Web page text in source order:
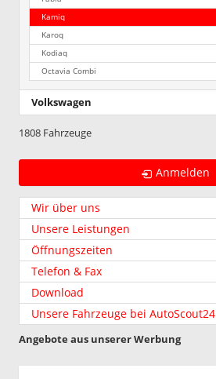
Kamiq
Karoq
Kodiaq
Octavia Combi
Volkswagen
1808 Fahrzeuge
Anmelden
Wir über uns
Unsere Leistungen
Öffnungszeiten
Telefon & Fax
Download
Unsere Fahrzeuge bei AutoScout24
Angebote aus unserer Werbung